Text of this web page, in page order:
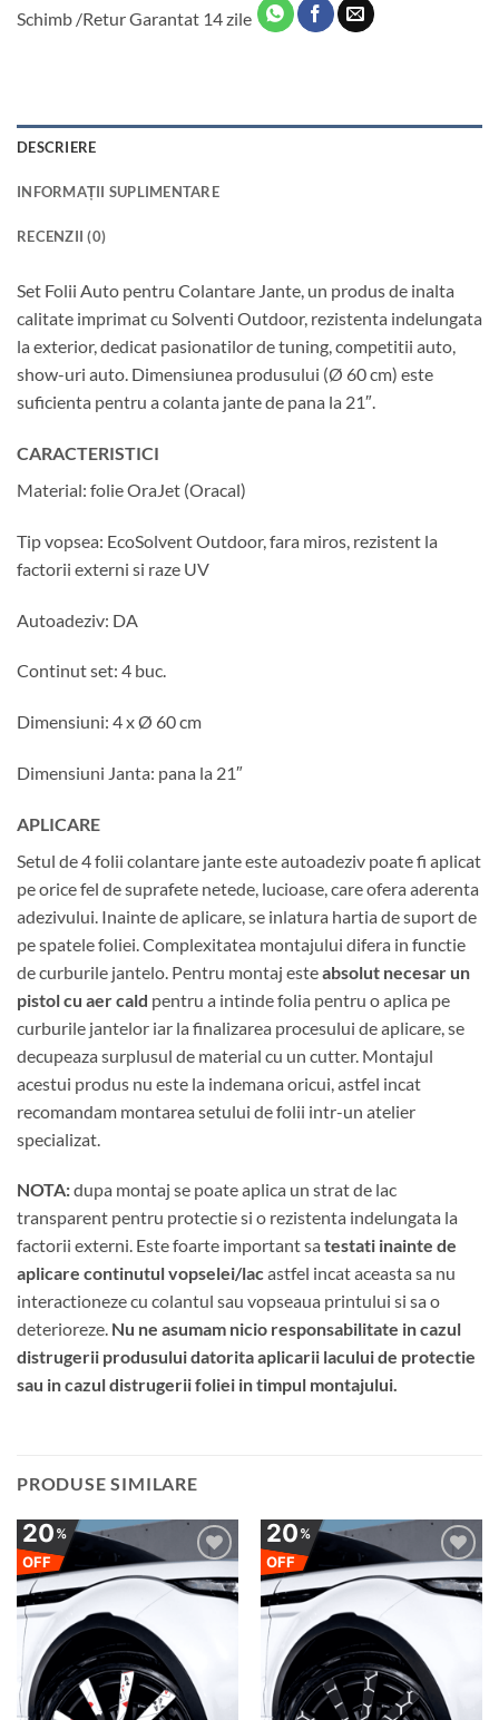
Schimb /Retur Garantat 14 zile
DESCRIERE
INFORMAȚII SUPLIMENTARE
RECENZII (0)
Set Folii Auto pentru Colantare Jante, un produs de inalta
calitate imprimat cu Solventi Outdoor, rezistenta indelungata
la exterior, dedicat pasionatilor de tuning, competitii auto,
show-uri auto. Dimensiunea produsului (Ø 60 cm) este
suficienta pentru a colanta jante de pana la 21″.
CARACTERISTICI
Material: folie OraJet (Oracal)
Tip vopsea: EcoSolvent Outdoor, fara miros, rezistent la
factorii externi si raze UV
Autoadeziv: DA
Continut set: 4 buc.
Dimensiuni: 4 x Ø 60 cm
Dimensiuni Janta: pana la 21″
APLICARE
Setul de 4 folii colantare jante este autoadeziv poate fi aplicat
pe orice fel de suprafete netede, lucioase, care ofera aderenta
adezivului. Inainte de aplicare, se inlatura hartia de suport de
pe spatele foliei. Complexitatea montajului difera in functie
de curburile jantelo. Pentru montaj esteabsolut necesar un
pistol cu aer cald pentru a intinde folia pentru o aplica pe
curburile jantelor iar la finalizarea procesului de aplicare, se
decupeaza surplusul de material cu un cutter. Montajul
acestui produs nu este la indemana oricui, astfel incat
recomandam montarea setului de folii intr-un atelier
specializat.
NOTA:dupa montaj se poate aplica un strat de lac
transparent pentru protectie si o rezistenta indelungata la
factorii externi. Este foarte important sa testati inainte de
aplicare continutul vopselei/lacastfel incat aceasta sa nu
interactioneze cu colantul sau vopseaua printului si sa o
deterioreze. Nu ne asumam nicio responsabilitate in cazul
distrugerii produsului datorita aplicarii lacului de protectie
sau in cazul distrugerii foliei in timpul montajului.
PRODUSE SIMILARE
20%
OFF
Adauga
la
20%
OFF
Adauga
la